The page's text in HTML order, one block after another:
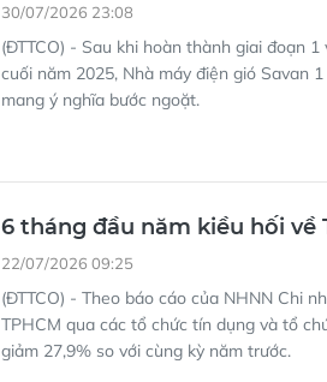
30/07/2026 23:08
(ĐTTCO) - Sau khi hoàn thành giai đoạn
cuối năm 2025, Nhà máy điện gió Savan
mang ý nghĩa bước ngoặt.
6 tháng đầu năm kiều hối về
22/07/2026 09:25
(ĐTTCO) - Theo báo cáo của NHNN Chi
TPHCM qua các tổ chức tín dụng và tổ
giảm 27,9% so với cùng kỳ năm trước.